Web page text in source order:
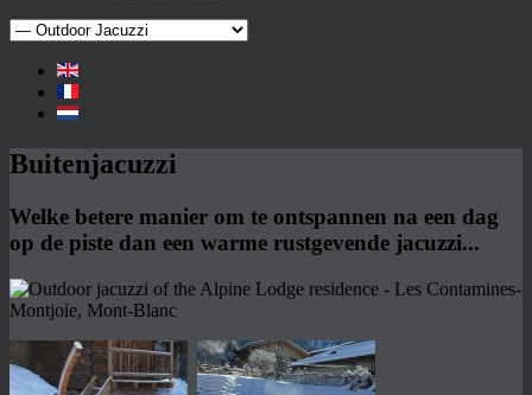
Buitenjacuzzi
Welke betere manier om te ontspannen na een dag
op de piste dan een warme rustgevende jacuzzi...